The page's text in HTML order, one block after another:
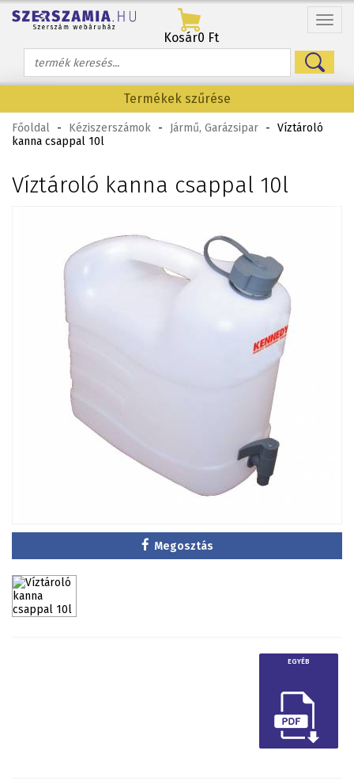
Menü
Kosár0 Ft
Termékek szűrése
Főoldal - Kéziszerszámok - Jármű, Garázsipar - Víztároló
kanna csappal 10l
Víztároló kanna csappal 10l
Megosztás
EGYÉB